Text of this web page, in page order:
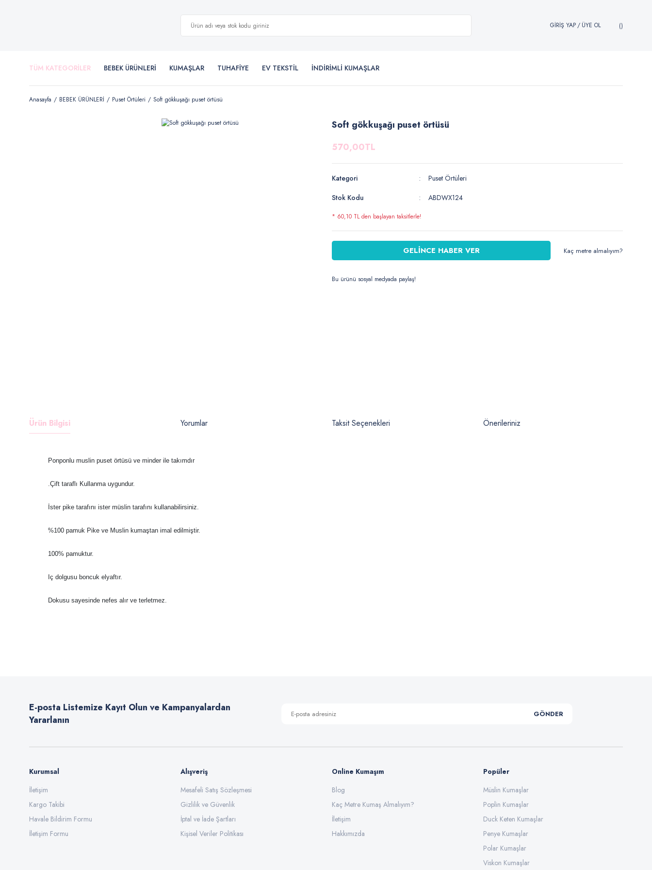
GİRİŞ YAP/ ÜYE OL
TÜM KATEGORİLER BEBEK ÜRÜNLERİ KUMAŞLAR TUHAFİYE EV TEKSTİL İNDİRİMLİ KUMAŞLAR
Anasayfa BEBEK ÜRÜNLERİ Puset Örtüleri Soft gökkuşağı puset örtüsü
Soft gökkuşağı puset örtüsü
570,00TL
Kategori
Puset Örtüleri
Stok Kodu
ABDWX124
* 60,10 TL den başlayan taksitlerle!
GELİNCE HABER VER Kaç metre almalıyım?
Bu ürünü sosyal medyada paylaş!
Ürün Bilgisi Yorumlar Taksit Seçenekleri Önerileriniz
Ponponlu muslin puset örtüsü ve minder ile takımdır
.Çift taraflı Kullanma uygundur.
İster pike tarafını ister müslin tarafını kullanabilirsiniz.
%100 pamuk Pike ve Muslin kumaştan imal edilmiştir.
100% pamuktur.
Iç dolgusu boncuk elyaftır.
Dokusu sayesinde nefes alır ve terletmez.
Ürün bilgilerinde hatalar bulunuyor.
Ürün fiyatı diğer sitelerden daha pahalı.
Gönder
E-posta Listemize Kayıt Olun ve Kampanyalardan
Yararlanın
GÖNDER
Kurumsal
İletişim
Kargo Takibi
Havale Bildirim Formu
İletişim Formu
Alışveriş
Mesafeli Satış Sözleşmesi
Gizlilik ve Güvenlik
İptal ve İade Şartları
Kişisel Veriler Politikası
Online Kumaşım
Blog
Kaç Metre Kumaş Almalıyım?
İletişim
Hakkımızda
Popüler
Müslin Kumaşlar
Poplin Kumaşlar
Duck Keten Kumaşlar
Penye Kumaşlar
Polar Kumaşlar
Viskon Kumaşlar